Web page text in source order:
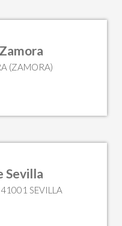
(ZAMORA)
Sevilla
SEVILLA